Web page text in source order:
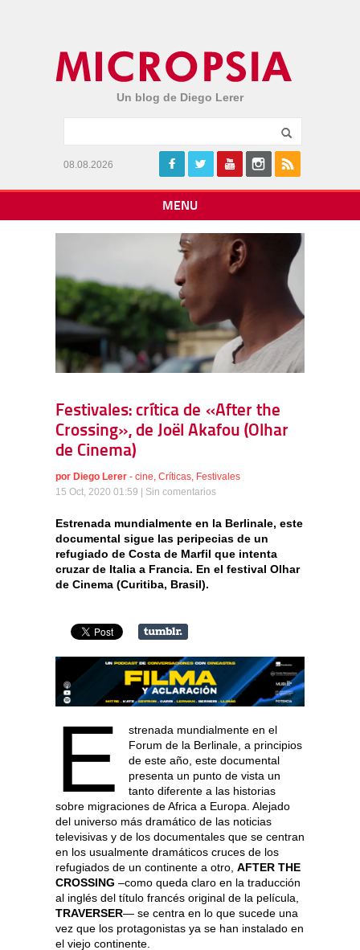
Un blog de Diego Lerer
08.08.2026
MENU
Festivales: crítica de «After the
Crossing», de Joël Akafou (Olhar
de Cinema)
por Diego Lerer - cine, Críticas, Festivales
15 Oct, 2020 01:59 | Sin comentarios
Estrenada mundialmente en la Berlinale, este
documental sigue las peripecias de un
refugiado de Costa de Marfil que intenta
cruzar de Italia a Francia. En el festival Olhar
de Cinema (Curitiba, Brasil).
E
strenada mundialmente en el
Forum de la Berlinale, a principios
de este año, este documental
presenta un punto de vista un
tanto diferente a las historias
sobre migraciones de Africa a Europa. Alejado
del universo más dramático de las noticias
televisivas y de los documentales que se centran
en los usualmente dramáticos cruces de los
refugiados de un continente a otro, AFTER THE
CROSSING –como queda claro en la traducción
al inglés del título francés original de la película,
TRAVERSER— se centra en lo que sucede una
vez que los protagonistas ya se han instalado en
el viejo continente.